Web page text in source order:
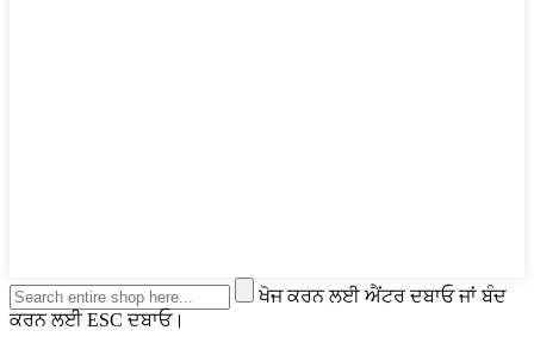
ਖੋਜ ਕਰਨ ਲਈ ਐਂਟਰ ਦਬਾਓ ਜਾਂ ਬੰਦ
ਕਰਨ ਲਈ ESC ਦਬਾਓ।